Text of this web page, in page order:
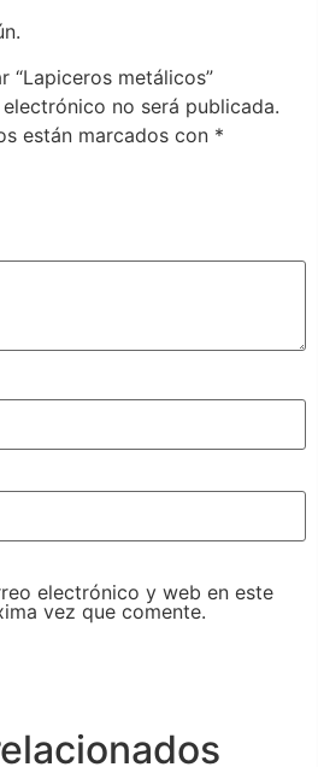
“Lapiceros metálicos”
no será publicada.
están marcados con *
electrónico y web en este
vez que comente.